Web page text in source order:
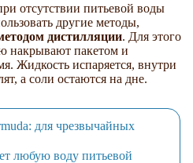
отсутствии питьевой воды
другие методы,
дистилляции. Для этого
накрывают пакетом и
Жидкость испаряется, внутри
а соли остаются на дне.
для чрезвычайных
любую воду питьевой